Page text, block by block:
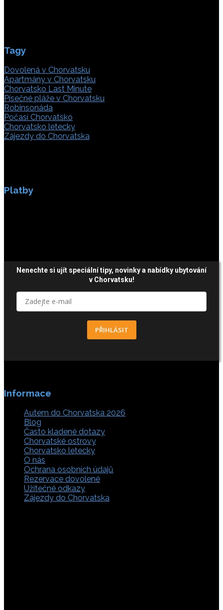
Tagy
Dovolená v Chorvatsku
Apartmány v Chorvatsku
Chorvatsko Last Minute
Písečné pláže v Chorvatsku
Robinsonáda
Počasí Chorvatsko
Chorvatsko letecky
Zájezdy do Chorvatska
Platby
Nenechte si ujít speciální tipy, novinky a nabídky ubytování
v Chorvatsku!
PŘIHLÁSIT
Informace
Autem do Chorvatska 2026
Blog
Často kladené dotazy
Chorvatské ostrovy
Chorvatsko letecky
O nás
Ochrana osobních údajů
Rezervace dovolené
Užitečné odkazy
Zájezdy do Chorvatska